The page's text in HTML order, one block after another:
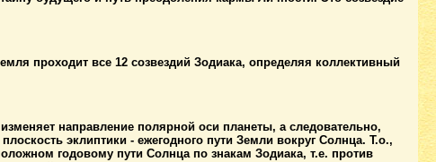
проходит все 12 созвездий Зодиака, определяя коллективный
направление полярной оси планеты, а следовательно,
эклиптики - ежегодного пути Земли вокруг Солнца. Т.о.,
годовому пути Солнца по знакам Зодиака, т.е. против